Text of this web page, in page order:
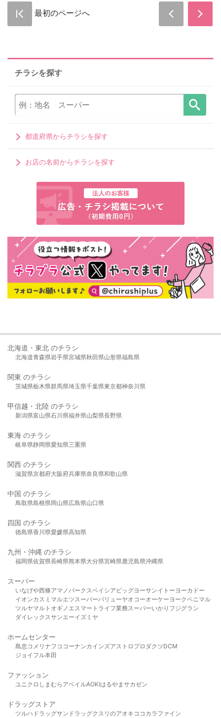
最初のページへ
チラシを探す
都道府県からチラシを探す
お店の名前からチラシを探す
北海道・東北 のチラシ
北海道青森県岩手県宮城県秋田県山形県福島県
関東 のチラシ
茨城県栃木県群馬県埼玉県千葉県東京都神奈川県
甲信越・北陸 のチラシ
新潟県富山県石川県福井県山梨県長野県
東海 のチラシ
岐阜県静岡県愛知県三重県
関西 のチラシ
滋賀県京都府大阪府兵庫県奈良県和歌山県
中国 のチラシ
鳥取県島根県岡山県広島県山口県
四国 のチラシ
徳島県香川県愛媛県高知県
九州・沖縄 のチラシ
福岡県佐賀県長崎県熊本県大分県宮崎県鹿児島県沖縄県
スーパー
いなげや西條アマノパークスベイシア ビッグヨーサンイトーヨーカドー
イオンカスミ マルエツスーパーバリューヤオコーオーケー ヨークベニマル
ツルヤマルト オギノ エスマート ライフ業務スーパーいかり フジグラン
ダイレックスサンエーイズミヤ
ホームセンター
島忠 コメリ ナフコ コーナンカインズアストロプロダクツDCM
ジョイフル本田
ファッション
ユニクロ しまむら アベイルAOKIはるやま サカゼン
ドラッグストア
ツルハドラッグサンドラッグクスリのアオキ ココカラファイン